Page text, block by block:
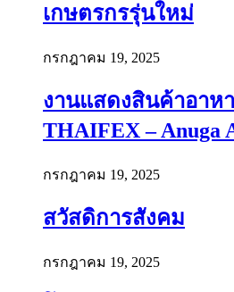
เกษตรกรรุ่นใหม่
กรกฎาคม 19, 2025
งานแสดงสินค้าอาห
THAIFEX – Anuga
กรกฎาคม 19, 2025
สวัสดิการสังคม
กรกฎาคม 19, 2025